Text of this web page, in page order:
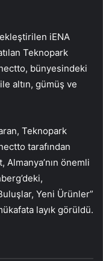
iENA
Teknopark
bünyesindeki
altın, gümüş ve
Teknopark
tarafından
önemli
Yeni Ürünler”
layık görüldü.